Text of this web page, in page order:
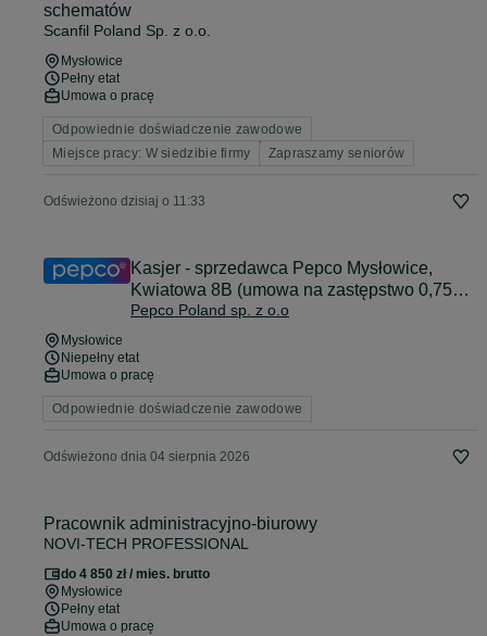
schematów
Scanfil Poland Sp. z o.o.
Mysłowice
Pełny etat
Umowa o pracę
Odpowiednie doświadczenie zawodowe
Miejsce pracy: W siedzibie firmy
Zapraszamy seniorów
Odświeżono dzisiaj o 11:33
Kasjer - sprzedawca Pepco Mysłowice,
Kwiatowa 8B (umowa na zastępstwo 0,75
etatu)
Pepco Poland sp. z o.o
Mysłowice
Niepełny etat
Umowa o pracę
Odpowiednie doświadczenie zawodowe
Odświeżono dnia 04 sierpnia 2026
Pracownik administracyjno-biurowy
NOVI-TECH PROFESSIONAL
do 4 850 zł / mies. brutto
Mysłowice
Pełny etat
Umowa o pracę